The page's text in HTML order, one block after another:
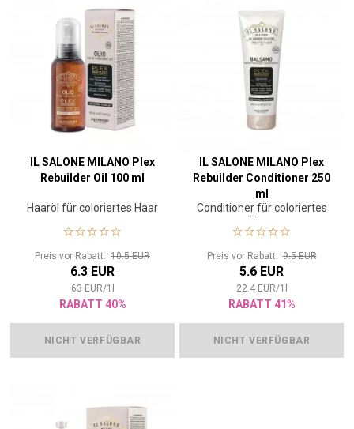
IL SALONE MILANO Plex
Rebuilder Oil 100 ml
Haaröl für coloriertes Haar
Preis vor Rabatt: 10.5 EUR
6.3 EUR
63 EUR/1
RABATT 40%
NICHT VERFÜGBAR
IL SALONE MILANO Plex
Rebuilder Conditioner 250
ml
Conditioner für coloriertes
Haar
Preis vor Rabatt:9.5 EUR
5.6 EUR
22.4 EUR/1
RABATT 41%
NICHT VERFÜGBAR